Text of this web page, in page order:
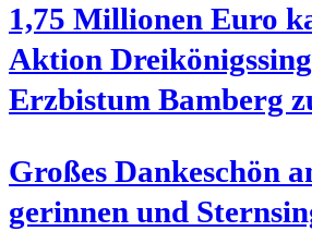
1,75 Mil­lio­nen Euro
Akti­on
Erz­bis­tum Bam­berg
Gro­ßes Dan­ke­schön
ge­rin­nen und